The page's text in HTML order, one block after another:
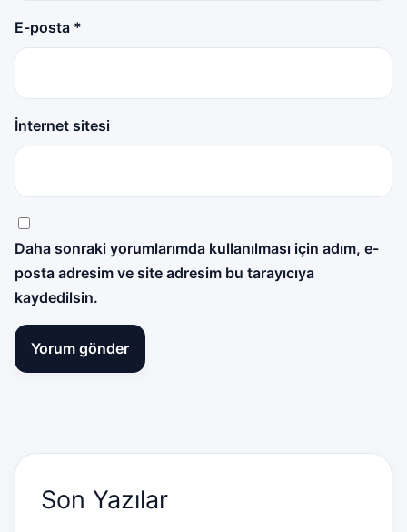
E-posta *
İnternet sitesi
Daha sonraki yorumlarımda kullanılması için adım, e-
posta adresim ve site adresim bu tarayıcıya
kaydedilsin.
Son Yazılar